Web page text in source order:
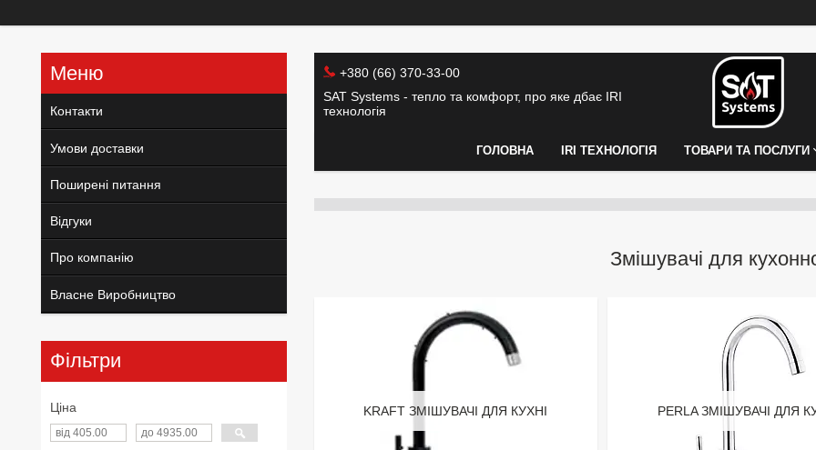
+380 (66) 370-33-00
SAT Systems - тепло та комфорт, про яке дбає IRI
технологія
ГОЛОВНА IRI ТЕХНОЛОГІЯ ТОВАРИ ТА ПОСЛУГИ
Змішувачі для
KRAFT ЗМІШУВАЧІ ДЛЯ КУХНІ PERLA ЗМІШУВАЧІ ДЛЯ
Контакти
Умови доставки
Поширені питання
Відгуки
Про компанію
Власне Виробництво
Фільтри
Ціна